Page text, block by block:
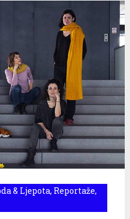
& Ljepota, Reportaže,